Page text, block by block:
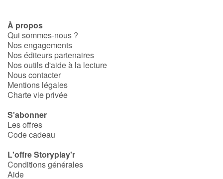
À propos
Qui sommes-nous ?
Nos engagements
Nos éditeurs partenaires
Nos outils d'aide à la lecture
Nous contacter
Mentions légales
Charte vie privée
S'abonner
Les offres
Code cadeau
L'offre Storyplay'r
Conditions générales
Aide